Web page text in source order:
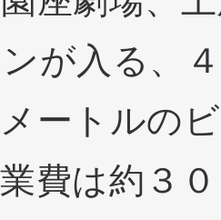
が入る、
ートルの
費は約３